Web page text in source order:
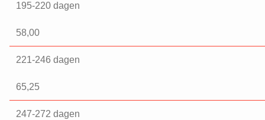
195-220 dagen
58,00
221-246 dagen
65,25
247-272 dagen